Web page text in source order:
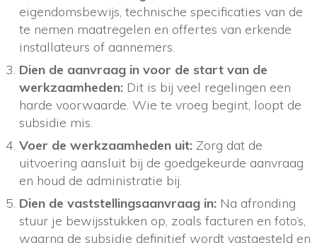
eigendomsbewijs, technische specificaties van de
te nemen maatregelen en offertes van erkende
installateurs of aannemers.
Dien de aanvraag in voor de start van de
werkzaamheden: Dit is bij veel regelingen een
harde voorwaarde. Wie te vroeg begint, loopt de
subsidie mis.
Voer de werkzaamheden uit: Zorg dat de
uitvoering aansluit bij de goedgekeurde aanvraag
en houd de administratie bij.
Dien de vaststellingsaanvraag in: Na afronding
stuur je bewijsstukken op, zoals facturen en foto’s,
waarna de subsidie definitief wordt vastgesteld en